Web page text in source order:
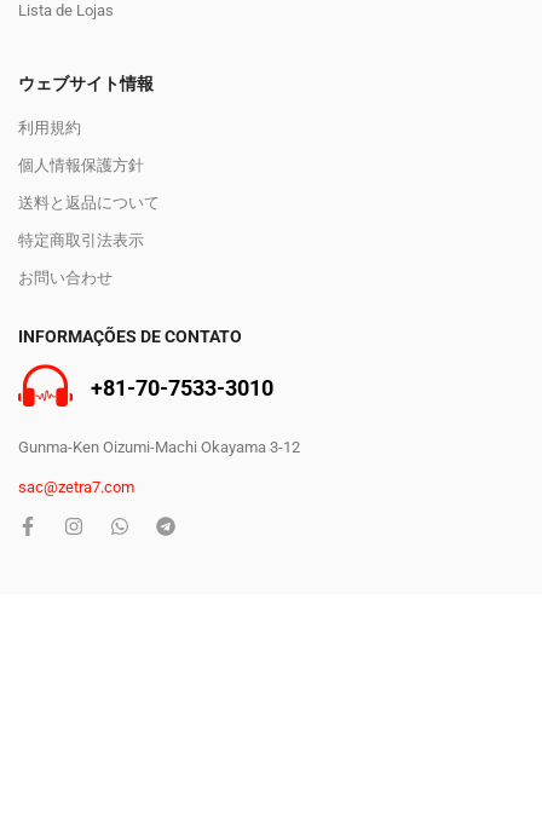
Lista de Lojas
ウェブサイト情報
利用規約
個人情報保護方針
送料と返品について
特定商取引法表示
お問い合わせ
INFORMAÇÕES DE CONTATO
+81-70-7533-3010
Gunma-Ken Oizumi-Machi Okayama 3-12
sac@zetra7.com